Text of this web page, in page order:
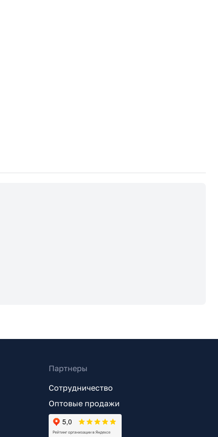
Партнеры
Сотрудничество
Оптовые продажи